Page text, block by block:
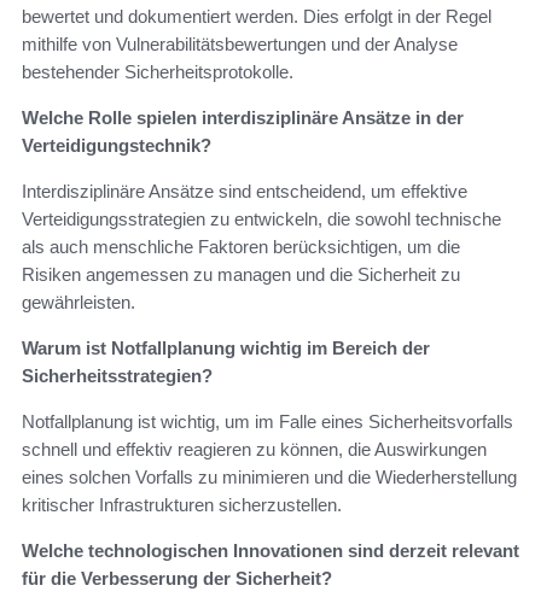
bewertet und dokumentiert werden. Dies erfolgt in der Regel
mithilfe von Vulnerabilitätsbewertungen und der Analyse
bestehender Sicherheitsprotokolle.
Welche Rolle spielen interdisziplinäre Ansätze in der
Verteidigungstechnik?
Interdisziplinäre Ansätze sind entscheidend, um effektive
Verteidigungsstrategien zu entwickeln, die sowohl technische
als auch menschliche Faktoren berücksichtigen, um die
Risiken angemessen zu managen und die Sicherheit zu
gewährleisten.
Warum ist Notfallplanung wichtig im Bereich der
Sicherheitsstrategien?
Notfallplanung ist wichtig, um im Falle eines Sicherheitsvorfalls
schnell und effektiv reagieren zu können, die Auswirkungen
eines solchen Vorfalls zu minimieren und die Wiederherstellung
kritischer Infrastrukturen sicherzustellen.
Welche technologischen Innovationen sind derzeit relevant
für die Verbesserung der Sicherheit?